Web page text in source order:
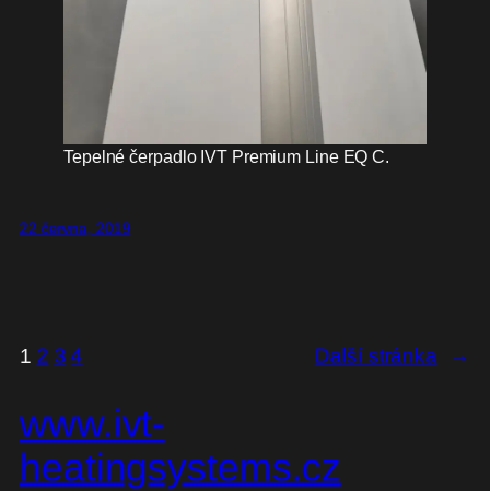
Tepelné čerpadlo IVT Premium Line EQ C.
22 června, 2019
1 2 3 4 Další stránka →
www.ivt-
heatingsystems.cz